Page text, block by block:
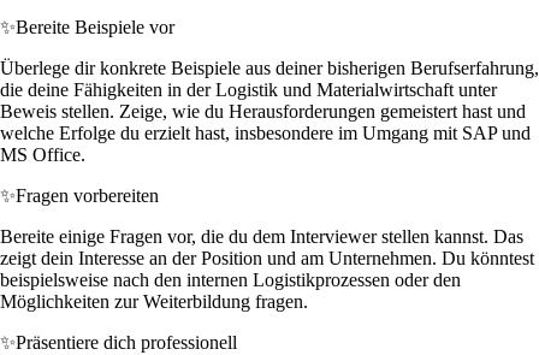
✨Bereite Beispiele vor
Überlege dir konkrete Beispiele aus deiner bisherigen Berufserfahrung,
die deine Fähigkeiten in der Logistik und Materialwirtschaft unter
Beweis stellen. Zeige, wie du Herausforderungen gemeistert hast und
welche Erfolge du erzielt hast, insbesondere im Umgang mit SAP und
MS Office.
✨Fragen vorbereiten
Bereite einige Fragen vor, die du dem Interviewer stellen kannst. Das
zeigt dein Interesse an der Position und am Unternehmen. Du könntest
beispielsweise nach den internen Logistikprozessen oder den
Möglichkeiten zur Weiterbildung fragen.
✨Präsentiere dich professionell